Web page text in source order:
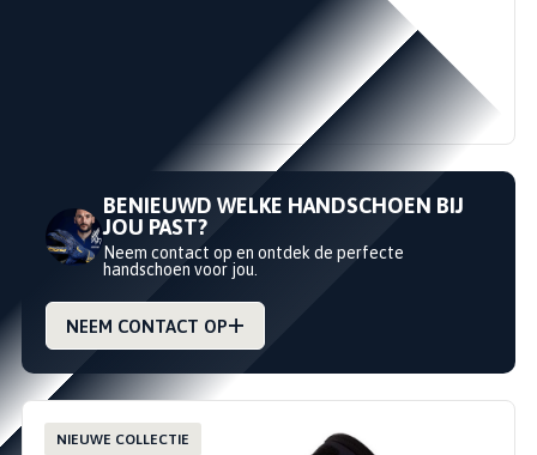
BENIEUWD WELKE HANDSCHOEN BIJ
JOU PAST?
Neem contact op en ontdek de perfecte
handschoen voor jou.
NEEM CONTACT OP
NIEUWE COLLECTIE